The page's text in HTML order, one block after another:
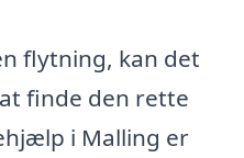
flytning, kan det
finde den rette
i Malling er